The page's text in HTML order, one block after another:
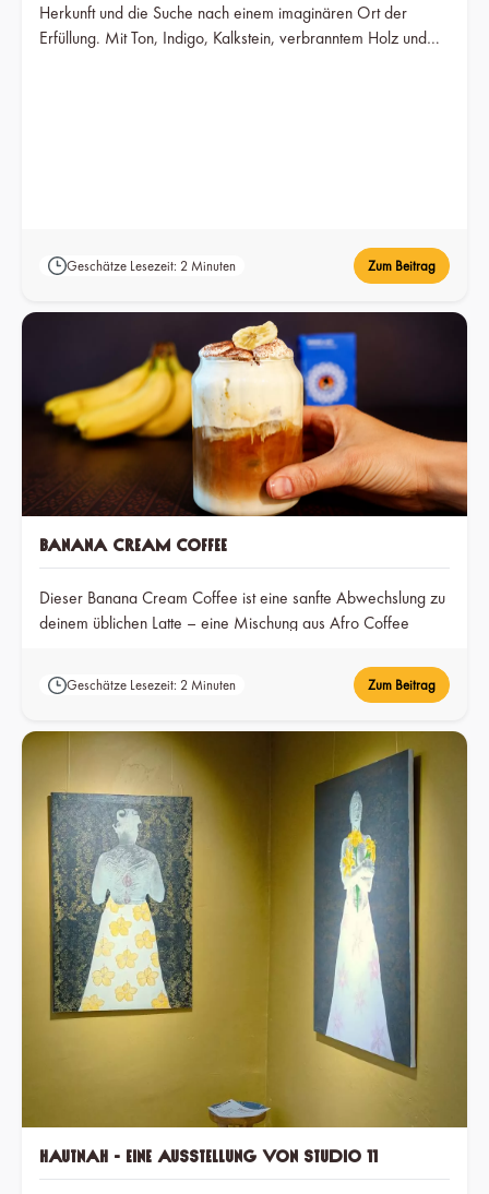
Herkunft und die Suche nach einem imaginären Ort der
Erfüllung. Mit Ton, Indigo, Kalkstein, verbranntem Holz und
Geschätze Lesezeit: 2 Minuten Zum Beitrag
Banana Cream Coffee
Dieser Banana Cream Coffee ist eine sanfte Abwechslung zu
deinem üblichen Latte – eine Mischung aus Afro Coffee
einem traumhaften Genuss wird, den du zu jeder Tageszeit
genießen kannst.
Geschätze Lesezeit: 2 Minuten Zum Beitrag
Hautnah - Eine Ausstellung von Studio 11